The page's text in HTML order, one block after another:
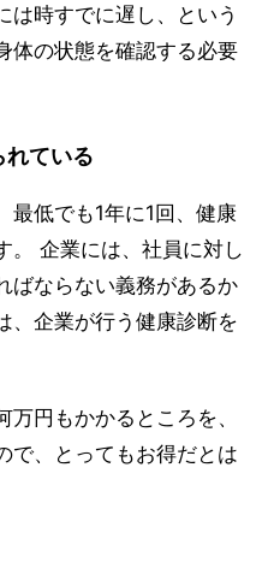
は時すでに遅し、という
体の状態を確認する必要
れている
最低でも1年に1回、健康
。 企業には、社員に対し
ばならない義務があるか
、企業が行う健康診断を
円もかかるところを、
で、とってもお得だとは